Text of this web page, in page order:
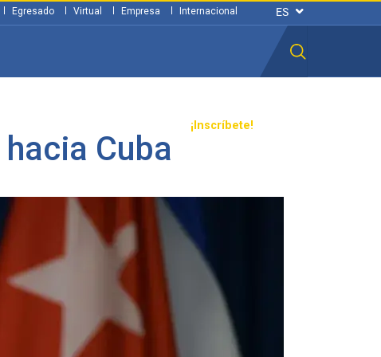
¡Inscríbete!
Egresado Virtual Empresa Internacional
Cuba